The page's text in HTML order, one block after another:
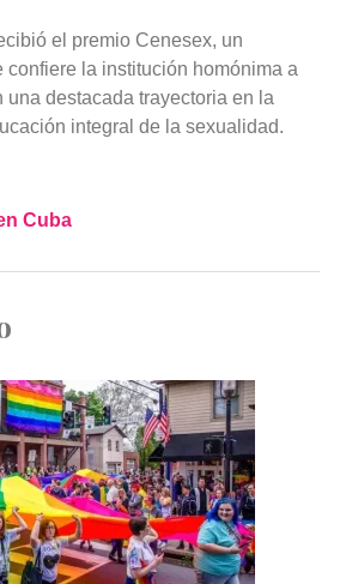
el premio Cenesex, un
confiere la institución homónima a
una destacada trayectoria en la
integral de la sexualidad.
Cuba